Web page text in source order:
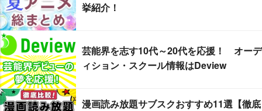
挙紹介！
芸能界を志す10代～20代を応援！ オーデ
ィション・スクール情報はDeview
漫画読み放題サブスクおすすめ11選【徹底